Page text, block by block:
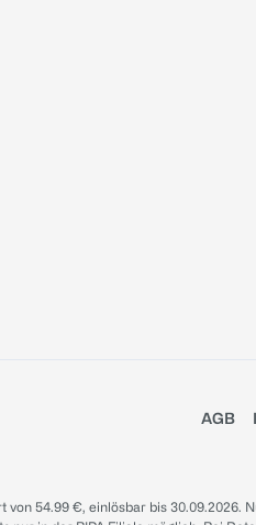
AGB
54.99 €, einlösbar bis